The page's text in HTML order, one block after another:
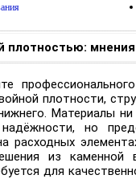
плотностью: мнения
плотности,
Материалы
но
расходных
из каменной
для